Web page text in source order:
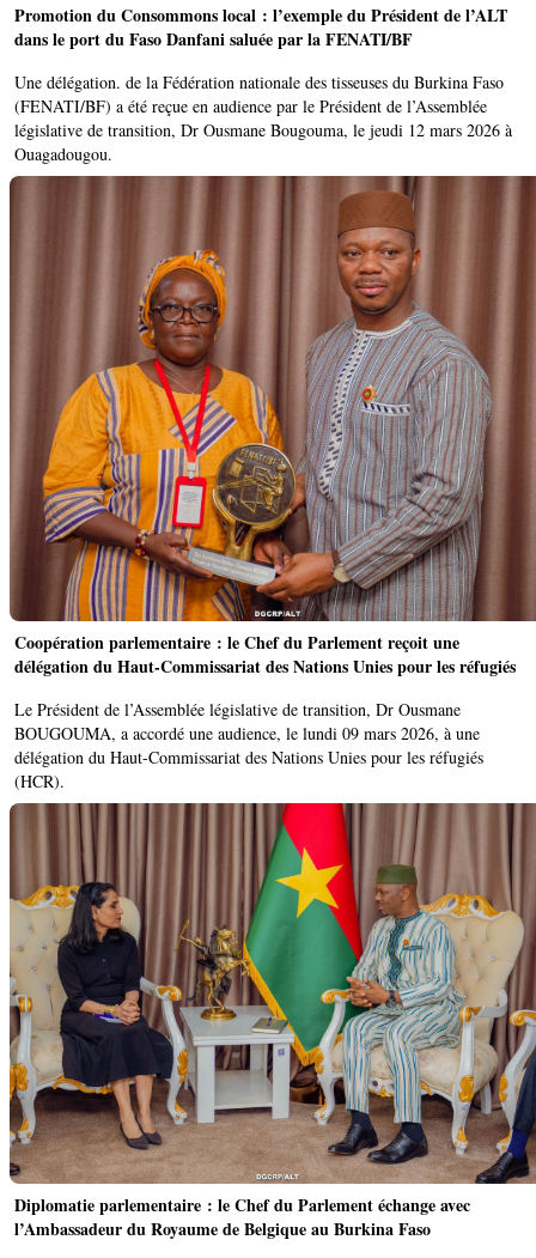
Promotion du Consommons local : l’exemple du Président de l’ALT
dans le port du Faso Danfani saluée par la FENATI/BF
Une délégation. de la Fédération nationale des tisseuses du Burkina Faso
(FENATI/BF) a été reçue en audience par le Président de l’Assemblée
législative de transition, Dr Ousmane Bougouma, le jeudi 12 mars 2026 à
Ouagadougou.
Coopération parlementaire : le Chef du Parlement reçoit une
délégation du Haut-Commissariat des Nations Unies pour les réfugiés
Le Président de l’Assemblée législative de transition, Dr Ousmane
BOUGOUMA, a accordé une audience, le lundi 09 mars 2026, à une
délégation du Haut-Commissariat des Nations Unies pour les réfugiés
(HCR).
Diplomatie parlementaire : le Chef du Parlement échange avec
l’Ambassadeur du Royaume de Belgique au Burkina Faso